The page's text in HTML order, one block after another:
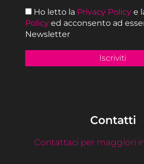
Ho letto la Privacy Policy e
Policy ed acconsento ad
Newsletter
Contatti
Contattaci per maggiori